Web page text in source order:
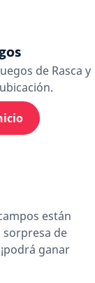
de Rasca y
están
sorpresa de
ganar